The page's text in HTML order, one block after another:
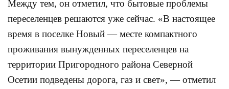
Между тем, он отметил, что бытовые проблемы
переселенцев решаются уже сейчас. «В настоящее
время в поселке Новый — месте компактного
проживания вынужденных переселенцев на
территории Пригородного района Северной
Осетии подведены дорога, газ и свет», — отметил